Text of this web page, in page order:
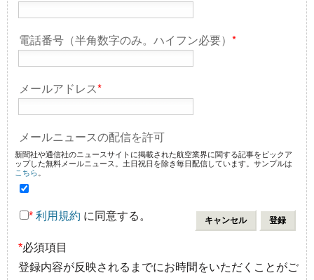
電話番号（半角数字のみ。ハイフン必要） *
メールアドレス*
メールニュースの配信を許可
新聞社や通信社のニュースサイトに掲載された航空業界に関する記事をピックア
ップした無料メールニュース。土日祝日を除き毎日配信しています。サンプルは
こちら
* 利用規約 に同意する。
*必須項目
登録内容が反映されるまでにお時間をいただくことがご